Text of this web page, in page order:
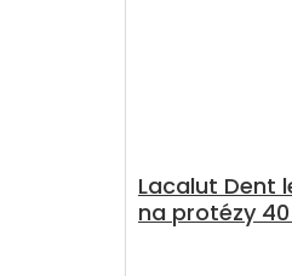
Lacalut Dent
na protézy